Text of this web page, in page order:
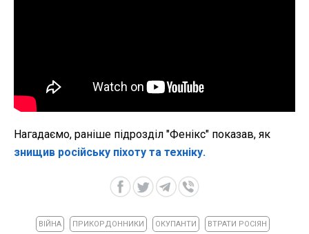
Нагадаємо, раніше підрозділ "Фенікс" показав, як
знищив російську піхоту та техніку.
ВІЙНА ПРИКОРДОННИКИ ОКУПАНТИ ВТРАТИ РОСІЯН